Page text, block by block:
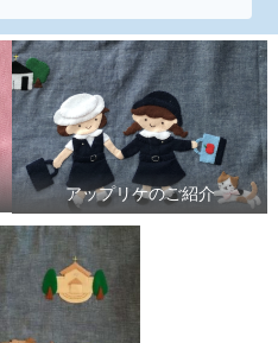
アップリケのご紹介